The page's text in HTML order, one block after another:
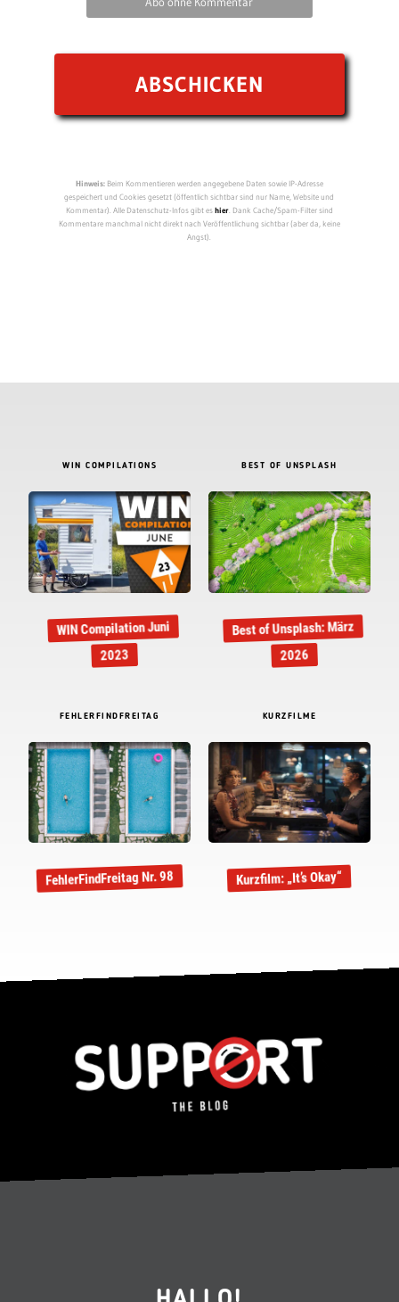
Hinweis:Beim Kommentieren werden angegebene Daten sowie IP-Adresse
gespeichert und Cookies gesetzt (öffentlich sichtbar sind nur Name, Website und
Kommentar). Alle Datenschutz-Infos gibt eshier. Dank Cache/Spam-Filter sind
Kommentare manchmal nicht direkt nach Veröffentlichung sichtbar (aber da, keine
Angst).
WIN COMPILATIONS
WIN Compilation Juni
2023
BEST OF UNSPLASH
Best of Unsplash: März
2026
FEHLERFINDFREITAG
FehlerFindFreitag Nr. 98
KURZFILME
Kurzfilm: „It’s Okay“